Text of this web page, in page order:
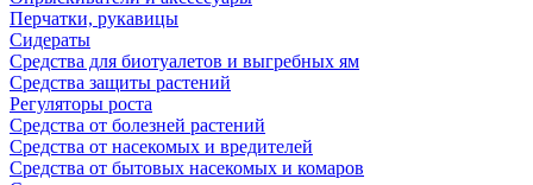
Перчатки, рукавицы
Сидераты
Средства для биотуалетов и выгребных ям
Средства защиты растений
Регуляторы роста
Средства от болезней растений
Средства от насекомых и вредителей
Средства от бытовых насекомых и комаров